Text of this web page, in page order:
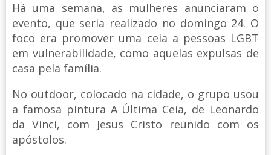
Há uma semana, as mulheres anunciaram o
evento, que seria realizado no domingo 24. O
foco era promover uma ceia a pessoas LGBT
em vulnerabilidade, como aquelas expulsas de
casa pela família.
No outdoor, colocado na cidade, o grupo usou
a famosa pintura A Última Ceia, de Leonardo
da Vinci, com Jesus Cristo reunido com os
apóstolos.